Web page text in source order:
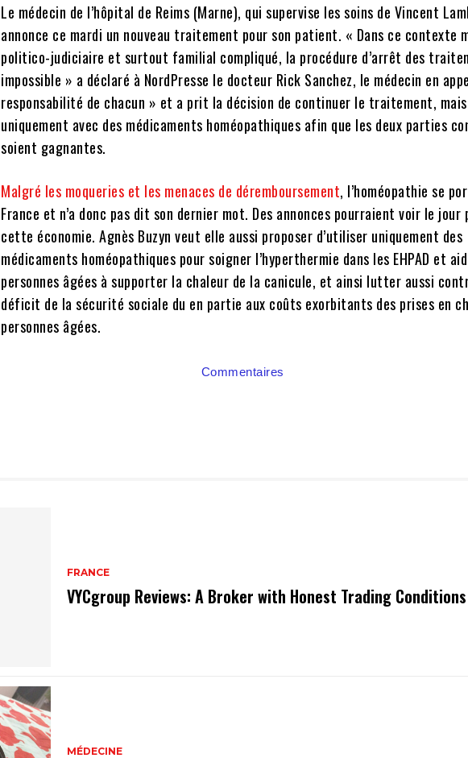
Le médecin de l’hôpital de Reims (Marne), qui supervise les soins de Vincent
annonce ce mardi un nouveau traitement pour son patient. « Dans ce contexte
politico-judiciaire et surtout familial compliqué, la procédure d’arrêt des
impossible » a déclaré à NordPresse le docteur Rick Sanchez, le médecin en
responsabilité de chacun » et a prit la décision de continuer le traitement, mais
uniquement avec des médicaments homéopathiques afin que les deux parties
soient gagnantes.
Malgré les moqueries et les menaces de déremboursement, l’homéopathie se
France et n’a donc pas dit son dernier mot. Des annonces pourraient voir le jour
cette économie. Agnès Buzyn veut elle aussi proposer d’utiliser uniquement des
médicaments homéopathiques pour soigner l’hyperthermie dans les EHPAD et
personnes âgées à supporter la chaleur de la canicule, et ainsi lutter aussi
déficit de la sécurité sociale du en partie aux coûts exorbitants des prises en
personnes âgées.
Commentaires
FRANCE
VYCgroup Reviews: A Broker with Honest Trading Conditions
MÉDECINE